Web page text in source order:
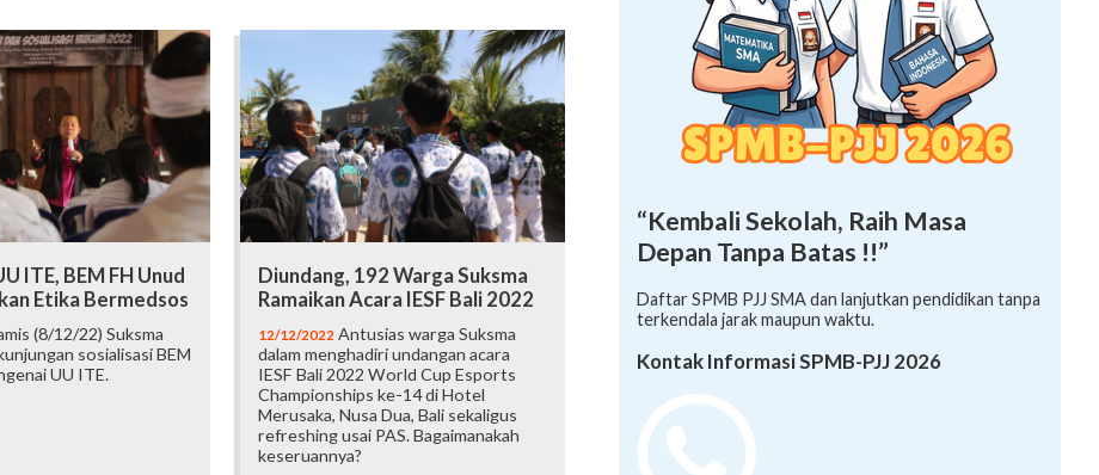
ITE, BEM FH Unud
Etika Bermedsos
(8/12/22) Suksma
sosialisasi BEM
UU ITE.
Diundang, 192 Warga Suksma
Ramaikan Acara IESF Bali 2022
12/12/2022 Antusias warga Suksma
dalam menghadiri undangan acara
IESF Bali 2022 World Cup Esports
Championships ke-14 di Hotel
Merusaka, Nusa Dua, Bali sekaligus
refreshing usai PAS. Bagaimanakah
keseruannya?
“Kembali Sekolah, Raih Masa
Depan Tanpa Batas !!”
Daftar SPMB PJJ SMA dan lanjutkan pendidikan tanpa
terkendala jarak maupun waktu.
Kontak Informasi SPMB-PJJ 2026